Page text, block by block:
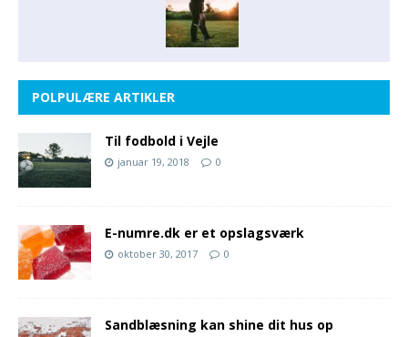
POLPULÆRE ARTIKLER
Til fodbold i Vejle
januar 19, 2018 0
E-numre.dk er et opslagsværk
oktober 30, 2017 0
Sandblæsning kan shine dit hus op